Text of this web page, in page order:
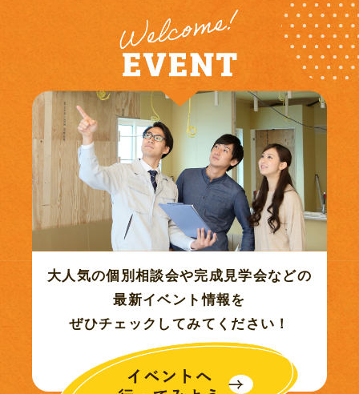
2023年03月 (6)
2023年02月 (1)
2023年01月 (1)
2022年12月 (4)
2022年11月 (8)
2022年10月 (8)
2022年09月 (1)
大人気の個別相談会や完成見学会などの
最新イベント情報を
ぜひチェックしてみてください！